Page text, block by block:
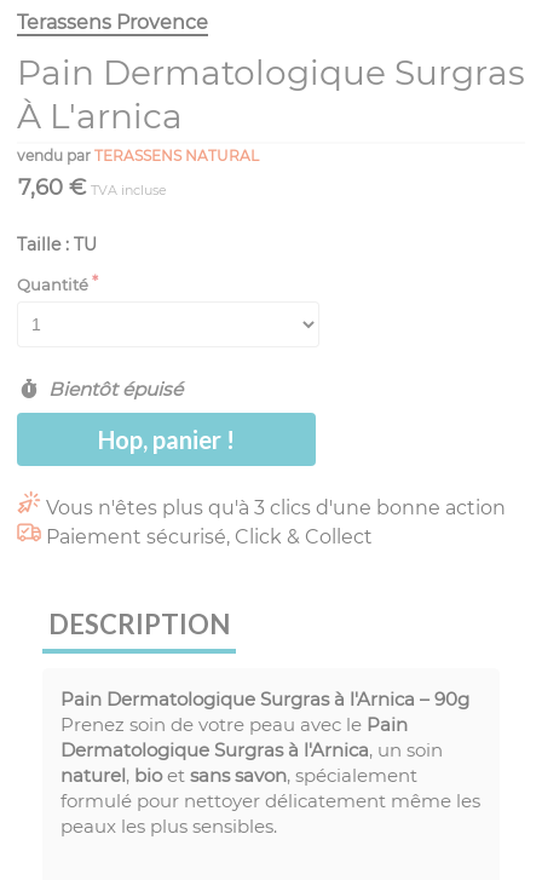
Terassens Provence
Pain Dermatologique Surgras
À L'arnica
vendu par TERASSENS NATURAL
7,60 € TVA incluse
Taille : TU
Quantité
Bientôt épuisé
Hop, panier !
Vous n'êtes plus qu'à 3 clics d'une bonne action
Paiement sécurisé, Click & Collect
DESCRIPTION
Pain Dermatologique Surgras à l'Arnica – 90g
Prenez soin de votre peau avec le Pain
Dermatologique Surgras à l'Arnica, un soin
naturel, bioet sans savon, spécialement
formulé pour nettoyer délicatement même les
peaux les plus sensibles.